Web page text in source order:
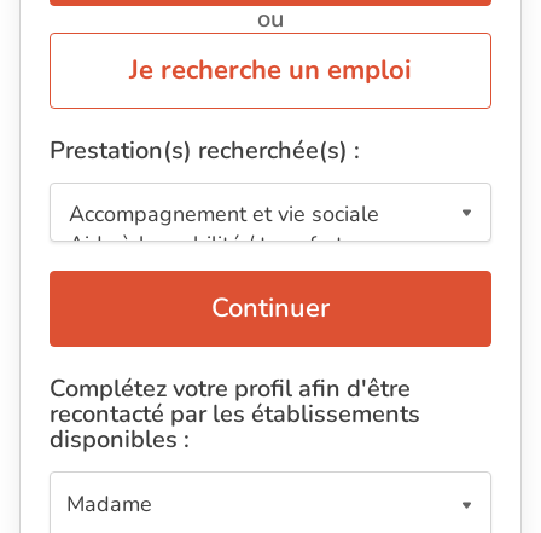
ou
Je recherche un emploi
Prestation(s) recherchée(s) :
Continuer
Complétez votre profil afin d'être
recontacté par les établissements
disponibles :